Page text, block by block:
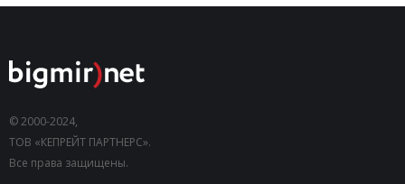
© 2000-2024,
ТОВ «КЕПРЕЙТ ПАРТНЕРС».
Все права защищены.